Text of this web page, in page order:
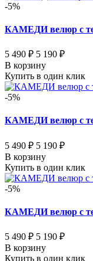
-5%
КАМЕДИ велюр с
5 490 ₽ 5 190 ₽
В корзину
Купить в один клик
-5%
КАМЕДИ велюр с
5 490 ₽ 5 190 ₽
В корзину
Купить в один клик
-5%
КАМЕДИ велюр с
5 490 ₽ 5 190 ₽
В корзину
Купить в один клик